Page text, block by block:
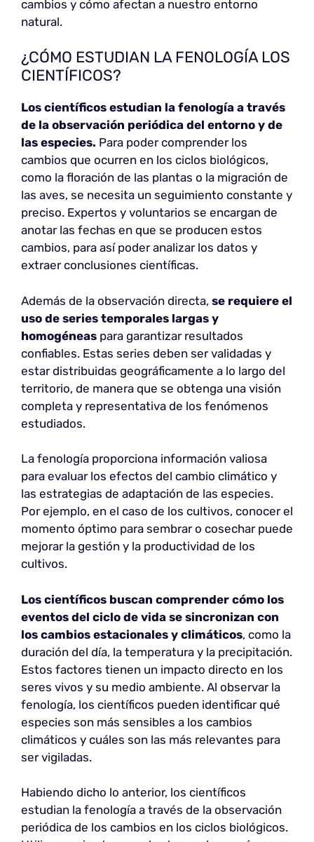
cambios y cómo afectan a nuestro entorno
natural.
¿CÓMO ESTUDIAN LA FENOLOGÍA LOS
CIENTÍFICOS?
Los científicos estudian la fenología a través
de la observación periódica del entorno y de
las especies. Para poder comprender los
cambios que ocurren en los ciclos biológicos,
como la floración de las plantas o la migración de
las aves, se necesita un seguimiento constante y
preciso. Expertos y voluntarios se encargan de
anotar las fechas en que se producen estos
cambios, para así poder analizar los datos y
extraer conclusiones científicas.
Además de la observación directa, se requiere el
uso de series temporales largas y
homogéneas para garantizar resultados
confiables. Estas series deben ser validadas y
estar distribuidas geográficamente a lo largo del
territorio, de manera que se obtenga una visión
completa y representativa de los fenómenos
estudiados.
La fenología proporciona información valiosa
para evaluar los efectos del cambio climático y
las estrategias de adaptación de las especies.
Por ejemplo, en el caso de los cultivos, conocer el
momento óptimo para sembrar o cosechar puede
mejorar la gestión y la productividad de los
cultivos.
Los científicos buscan comprender cómo los
eventos del ciclo de vida se sincronizan con
los cambios estacionales y climáticos, como la
duración del día, la temperatura y la precipitación.
Estos factores tienen un impacto directo en los
seres vivos y su medio ambiente. Al observar la
fenología, los científicos pueden identificar qué
especies son más sensibles a los cambios
climáticos y cuáles son las más relevantes para
ser vigiladas.
Habiendo dicho lo anterior, los científicos
estudian la fenología a través de la observación
periódica de los cambios en los ciclos biológicos.